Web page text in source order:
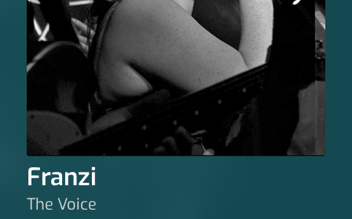
Franzi
The Voice